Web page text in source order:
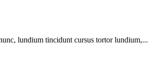
lundium tincidunt cursus tortor lundium,...